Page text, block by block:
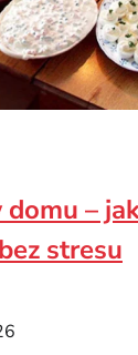
domu –
stresu